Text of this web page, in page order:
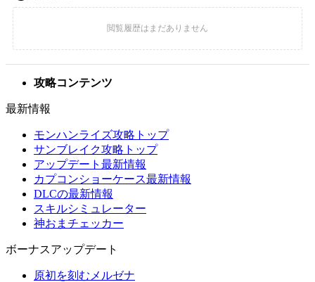
攻略コンテンツ
最新情報
モンハンライズ攻略トップ
サンブレイク攻略トップ
アップデート最新情報
カプコンショーケース最新情報
DLCの最新情報
スキルシミュレーター
神おまチェッカー
ボーナスアップデート
原初を刻むメルゼナ